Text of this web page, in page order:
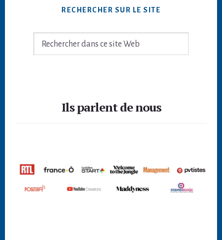
RECHERCHER SUR LE SITE
Rechercher
Ils parlent de nous